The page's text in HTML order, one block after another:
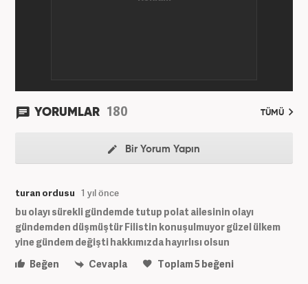
YORUMLAR 180 TÜMÜ
Bir Yorum Yapın
turan ordusu 1 yıl önce
bu olayı sürekli gündemde tutup polat ailesinin olayı
gündemden düşmüştür Filistin konuşulmuyor güzel ülkem
yine gündem değişti hakkımızda hayırlısı olsun
Beğen
Cevapla Toplam5beğeni